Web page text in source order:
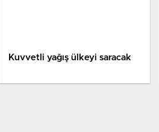
Kuvvetli yağış ülkeyi saracak